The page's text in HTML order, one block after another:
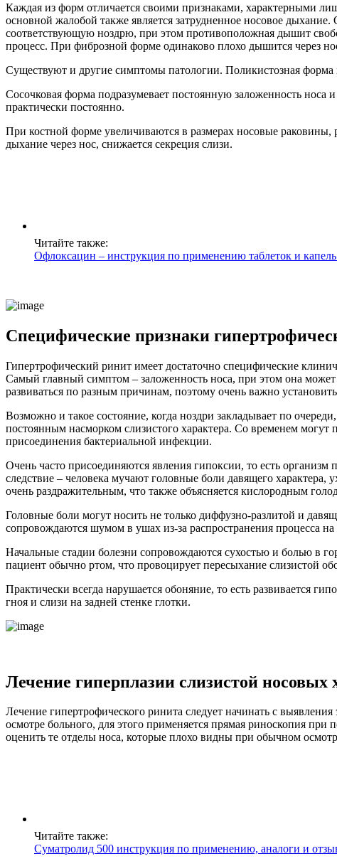
Каждая из форм отличается своими признаками, характерными
основной жалобой также является затрудненное носовое
соответствующую ноздрю, при этом противоположная дышит
процесс. При фиброзной форме одинаково плохо дышится через
Существуют и другие симптомы патологии. Поликистозная форма
Сосочковая форма подразумевает постоянную заложенность носа
практически постоянно.
При костной форме увеличиваются в размерах носовые раковины,
дыхание через нос, снижается секреция слизи.
Читайте также:
Офлоксацин – инструкция по применению таблеток и
Специфические признаки
Гипертрофический ринит имеет достаточно специфические
Самый главный симптом – заложенность носа, при этом она может
развиваться по разным причинам, поэтому очень важно
Возможно и такое состояние, когда ноздри закладывает по
постоянным насморком слизистого характера. Со временем могут
присоединения бактериальной инфекции.
Очень часто присоединяются явления гипоксии, то есть организм
следствие – человека мучают головные боли давящего характера,
очень раздражительным, что также объясняется кислородным
Головные боли могут носить не только диффузно-разлитой и
сопровождаются шумом в ушах из-за распространения процесса
Начальные стадии болезни сопровождаются сухостью и болью в
пациент обычно ртом, что провоцирует пересыхание слизистой
Практически всегда нарушается обоняние, то есть развивается
гноя и слизи на задней стенке глотки.
Лечение гиперплазии слизистой носовых
Лечение гипертрофического ринита следует начинать с
осмотре больного, для этого применяется прямая риноскопия
оценить те отделы носа, которые плохо видны при обычном
Читайте также:
Суматролид 500 инструкция по применению, аналоги и